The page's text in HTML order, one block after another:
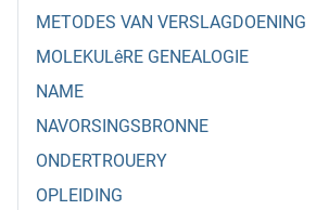
METODES VAN VERSLAGDOENING
MOLEKULêRE GENEALOGIE
NAME
NAVORSINGSBRONNE
ONDERTROUERY
OPLEIDING